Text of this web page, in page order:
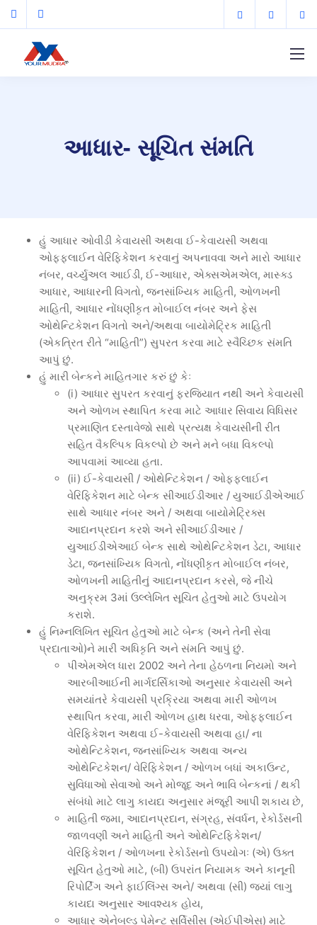
આધાર- સૂચિત સંમતિ
હું આધાર ઓવીડી કેવાયસી અથવા ઈ-કેવાયસી અથવા
ઓફફલાઈન વેરિફિકેશન કરવાનું અપનાવવા અને મારો આધાર
નંબર, વર્ચ્યુઅલ આઈડી, ઈ-આધાર, એક્સએમએલ, માસ્ક્ડ
આધાર, આધારની વિગતો, જનસાંખ્યિક માહિતી, ઓળખની
માહિતી, આધાર નોંધણીકૃત મોબાઈલ નંબર અને ફેસ
ઓથેન્ટિકેશન વિગતો અને/અથવા બાયોમેટ્રિક માહિતી
(એકત્રિત રીતે “માહિતી”) સુપરત કરવા માટે સ્વૈચ્છિક સંમતિ
આપું છું.
હું મારી બેન્કને માહિતગાર કરું છું કેઃ
(i) આધાર સુપરત કરવાનું ફરજિયાત નથી અને કેવાયસી
અને ઓળખ સ્થાપિત કરવા માટે આધાર સિવાય વિધિસર
પ્રમાણિત દસ્તાવેજો સાથે પ્રત્યક્ષ કેવાયસીની રીત
સહિત વૈકલ્પિક વિકલ્પો છે અને મને બધા વિકલ્પો
આપવામાં આવ્યા હતા.
(ii) ઈ-કેવાયસી / ઓથેન્ટિકેશન / ઓફફલાઈન
વેરિફિકેશન માટે બેન્ક સીઆઈડીઆર / યુઆઈડીએઆઈ
સાથે આધાર નંબર અને / અથવા બાયોમેટ્રિક્સ
આદાનપ્રદાન કરશે અને સીઆઈડીઆર /
યુઆઈડીએઆઈ બેન્ક સાથે ઓથેન્ટિકેશન ડેટા, આધાર
ડેટા, જનસાંખ્યિક વિગતો, નોંધણીકૃત મોબાઈલ નંબર,
ઓળખની માહિતીનું આદાનપ્રદાન કરસે, જે નીચે
અનુક્રમ 3માં ઉલ્લેખિત સૂચિત હેતુઓ માટે ઉપયોગ
કરાશે.
હું નિમ્નલિખિત સૂચિત હેતુઓ માટે બેન્ક (અને તેની સેવા
પ્રદાતાઓ)ને મારી અધિકૃતિ અને સંમતિ આપું છું.
પીએમએલ ધારા 2002 અને તેના હેઠળના નિયમો અને
આરબીઆઈની માર્ગદર્સિકાઓ અનુસાર કેવાયસી અને
સમયાંતરે કેવાયસી પ્રક્રિયા અથવા મારી ઓળખ
સ્થાપિત કરવા, મારી ઓળખ હાથ ધરવા, ઓફફલાઈન
વેરિફિકેશન અથવા ઈ-કેવાયસી અથવા હા/ ના
ઓથેન્ટિકેશન, જનસાંખ્યિક અથવા અન્ય
ઓથેન્ટિકેશન/ વેરિફિકેશન / ઓળખ બધાં અકાઉન્ટ,
સુવિધાઓ સેવાઓ અને મોજૂદ અને ભાવિ બેન્કનાં / થકી
સંબંધો માટે લાગુ કાયદા અનુસાર મંજૂરી આપી શકાય છે,
માહિતી જમા, આદાનપ્રદાન, સંગ્રહ, સંવર્ધન, રેકોર્ડસની
જાળવણી અને માહિતી અને ઓથેન્ટિફિકેશન/
વેરિફિકેશન / ઓળખના રેકોર્ડસનો ઉપયોગઃ (એ) ઉક્ત
સૂચિત હેતુઓ માટે, (બી) ઉપરાંત નિયામક અને કાનૂની
રિપોર્ટિંગ અને ફાઈલિંગ્સ અને/ અથવા (સી) જ્યાં લાગુ
કાયદા અનુસાર આવશ્યક હોય,
આધાર એનેબલ્ડ પેમેન્ટ સર્વિસીસ (એઈપીએસ) માટે